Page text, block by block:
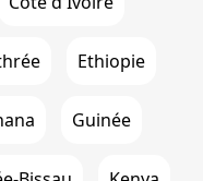
Ethiopie
Guinée